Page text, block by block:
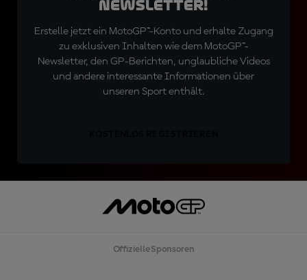
Newsletter!
Erstelle jetzt ein MotoGP™-Konto und erhalte Zugang
zu exklusiven Inhalten wie dem MotoGP™-
Newsletter, den GP-Berichten, unglaubliche Videos
und andere interessante Informationen über
unseren Sport enthält.
Offizielle Sponsoren